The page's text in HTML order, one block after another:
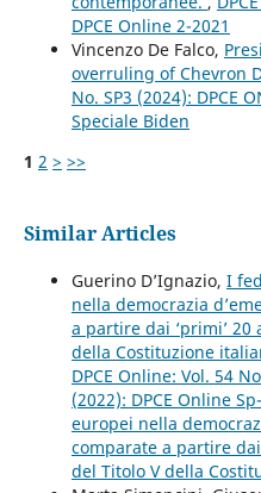
DPCE Online 2-2021
Vincenzo De Falco,
overruling of Chevron
No. SP3 (2024): DPCE
Speciale Biden
1 2 > >>
Similar Articles
Guerino D’Ignazio, I
nella democrazia
a partire dai ‘primi’
della Costituzione
DPCE Online: Vol. 54
(2022): DPCE Online
europei nella
comparate a partire
del Titolo V della